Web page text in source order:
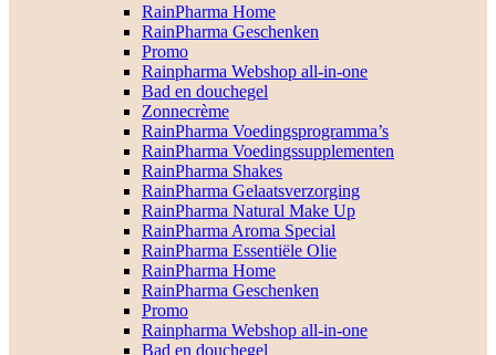
RainPharma Home
RainPharma Geschenken
Promo
Rainpharma Webshop all-in-one
Bad en douchegel
Zonnecrème
RainPharma Voedingsprogramma’s
RainPharma Voedingssupplementen
RainPharma Shakes
RainPharma Gelaatsverzorging
RainPharma Natural Make Up
RainPharma Aroma Special
RainPharma Essentiële Olie
RainPharma Home
RainPharma Geschenken
Promo
Rainpharma Webshop all-in-one
Bad en douchegel